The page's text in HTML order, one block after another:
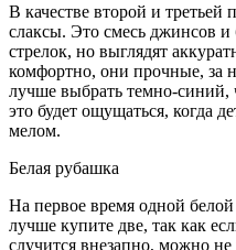
В качестве второй и
слаксы. Это смесь джинсов
стрелок, но выглядят
комфортно, они прочные, за
лучше выбрать темно-
это будет ощущаться, когда
мелом.
Белая рубашка
На первое время одной
лучше купите две, так как
случится внезапно, можно